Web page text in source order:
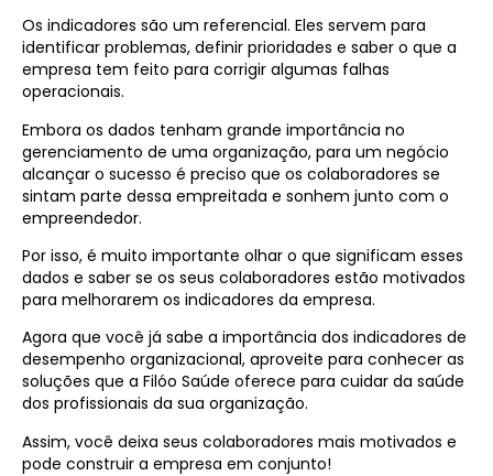
Os indicadores são um referencial. Eles servem para
identificar problemas, definir prioridades e saber o que a
empresa tem feito para corrigir algumas falhas
operacionais.
Embora os dados tenham grande importância no
gerenciamento de uma organização, para um negócio
alcançar o sucesso é preciso que os colaboradores se
sintam parte dessa empreitada e sonhem junto com o
empreendedor.
Por isso, é muito importante olhar o que significam esses
dados e saber se os seus colaboradores estão motivados
para melhorarem os indicadores da empresa.
Agora que você já sabe a importância dos indicadores de
desempenho organizacional, aproveite para conhecer as
soluções que a Filóo Saúde oferece para cuidar da saúde
dos profissionais da sua organização.
Assim, você deixa seus colaboradores mais motivados e
pode construir a empresa em conjunto!